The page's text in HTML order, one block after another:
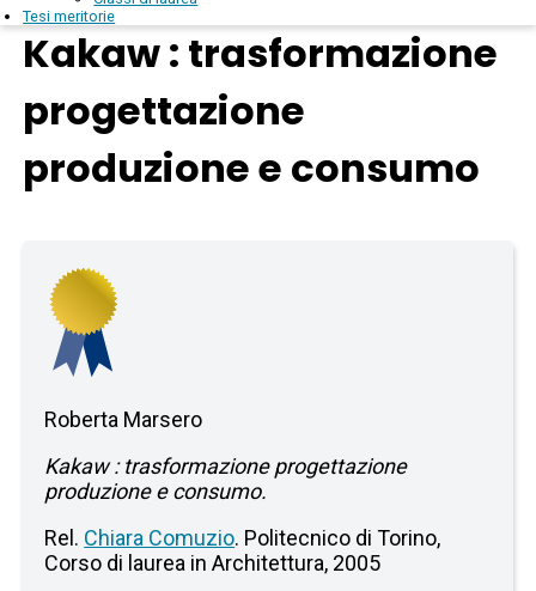
Tesi meritorie
Kakaw : trasformazione
progettazione
produzione e consumo
Roberta Marsero
Kakaw : trasformazione progettazione
produzione e consumo.
Rel. Chiara Comuzio. Politecnico di Torino,
Corso di laurea in Architettura, 2005